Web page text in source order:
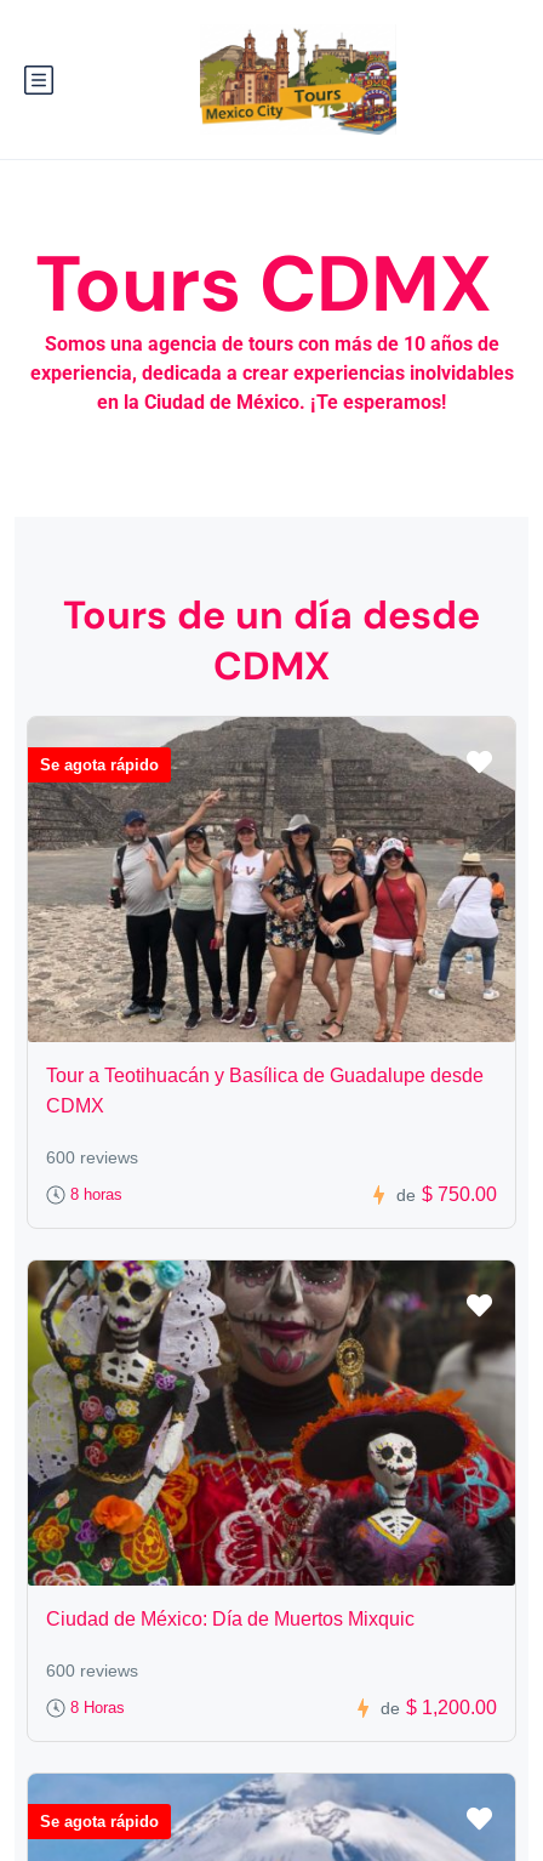
Tours CDMX
Somos una agencia de tours con más de 10 años de
experiencia, dedicada a crear experiencias inolvidables
en la Ciudad de México. ¡Te esperamos!
Tours de un día desde
CDMX
Se agota rápido
Tour a Teotihuacán y Basílica de Guadalupe desde
CDMX
600 reviews
8 horas de $ 750.00
Ciudad de México: Día de Muertos Mixquic
600 reviews
8 Horas de $ 1,200.00
Se agota rápido